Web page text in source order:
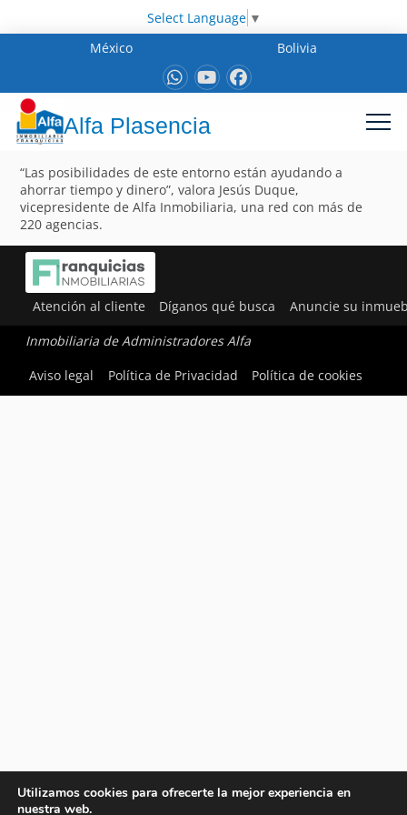
Select Language ▼
México
Bolivia
Alfa Plasencia
“Las posibilidades de este entorno están ayudando a
ahorrar tiempo y dinero”, valora Jesús Duque,
vicepresidente de Alfa Inmobiliaria, una red con más de
220 agencias.
Atención al cliente Díganos qué busca Anuncie su
Inmobiliaria de Administradores Alfa
Aviso legal
Política de Privacidad Política de cookies
Utilizamos cookies para ofrecerte la mejor experiencia en
nuestra web.